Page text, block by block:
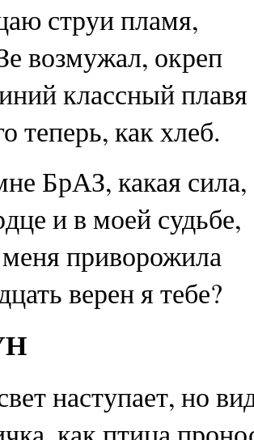
струи пламя,
возмужал, окреп
классный плавя
теперь, как хлеб.
БрАЗ, какая сила,
и в моей судьбе,
приворожила
верен я тебе?
наступает, но